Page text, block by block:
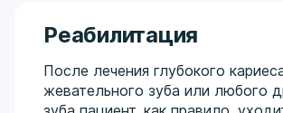
Реабилитация
После лечения глубокого
жевательного зуба или любого